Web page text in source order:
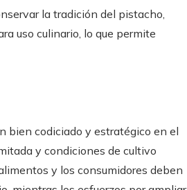
la tradición del pistacho,
uso culinario, lo que permite
bien codiciado y estratégico en el
y condiciones de cultivo
y los consumidores deben